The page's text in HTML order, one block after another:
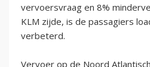
vervoersvraag en 8%
KLM zijde, is de passagiers
verbeterd.
Vervoer op de Noord